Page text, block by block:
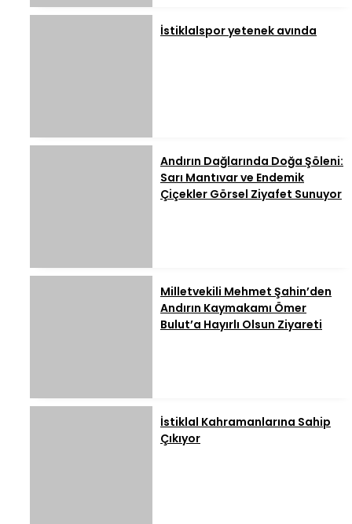
İstiklalspor yetenek avında
Andırın Dağlarında Doğa Şöleni:
Sarı Mantıvar ve Endemik
Çiçekler Görsel Ziyafet Sunuyor
Milletvekili Mehmet Şahin’den
Andırın Kaymakamı Ömer
Bulut’a Hayırlı Olsun Ziyareti
İstiklal Kahramanlarına Sahip
Çıkıyor